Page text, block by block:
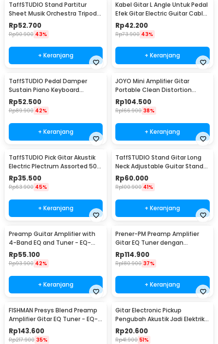
TaffSTUDIO Stand Partitur
Sheet Musik Orchestra Tripod
Foldable 1.2m - F-01HC
Rp52.700
Rp90.900 43%
+ Keranjang
Kabel Gitar L Angle Untuk Pedal
Efek Gitar Electric Guitar Cable
6 PCS - XGQ-X-6
Rp42.200
Rp73.900 43%
+ Keranjang
TaffSTUDIO Pedal Damper
Sustain Piano Keyboard
Universal Jack 6.35 mm - WTB-
005
Rp52.500
Rp89.900 42%
+ Keranjang
JOYO Mini Amplifier Gitar
Portable Clean Distortion
Headphone Amp 2W - JA-01
Rp104.500
Rp166.900 38%
+ Keranjang
TaffSTUDIO Pick Gitar Akustik
Electric Plectrum Assorted 50
PCS - A011A
Rp35.500
Rp63.900 45%
+ Keranjang
TaffSTUDIO Stand Gitar Long
Neck Adjustable Guitar Stand
Steel - HK00433
Rp60.000
Rp100.900 41%
+ Keranjang
Preamp Guitar Amplifier with
4-Band EQ and Tuner - EQ-
7545R
Rp55.100
Rp93.900 42%
+ Keranjang
Prener-PM Preamp Amplifier
Gitar EQ Tuner dengan
Microphone - LC-5
Rp114.900
Rp180.900 37%
+ Keranjang
FISHMAN Presys Blend Preamp
Amplifier Gitar EQ Tuner - EQ-
301
Rp143.600
Rp217.900 35%
Gitar Electronic Pickup
Pengubah Akustik Jadi Elektrik -
ST-20
Rp20.600
Rp41.900 51%